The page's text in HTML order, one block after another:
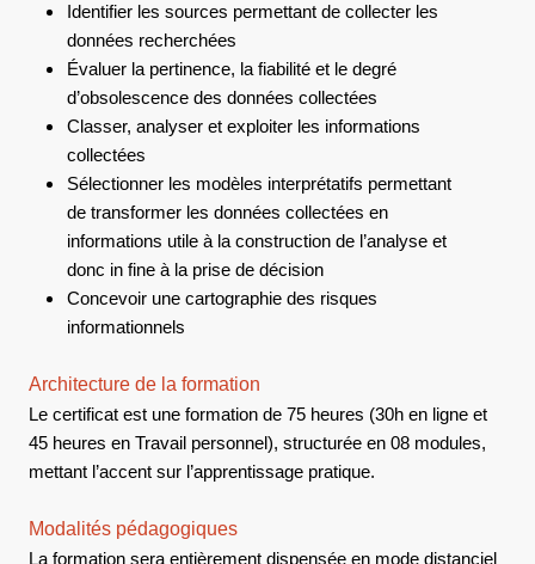
Identifier les sources permettant de collecter les
données recherchées
Évaluer la pertinence, la fiabilité et le degré
d’obsolescence des données collectées
Classer, analyser et exploiter les informations
collectées
Sélectionner les modèles interprétatifs permettant
de transformer les données collectées en
informations utile à la construction de l’analyse et
donc in fine à la prise de décision
Concevoir une cartographie des risques
informationnels
Architecture de la formation
Le certificat est une formation de 75 heures (30h en ligne et
45 heures en Travail personnel), structurée en 08 modules,
mettant l’accent sur l’apprentissage pratique.
Modalités pédagogiques
La formation sera entièrement dispensée en mode distanciel